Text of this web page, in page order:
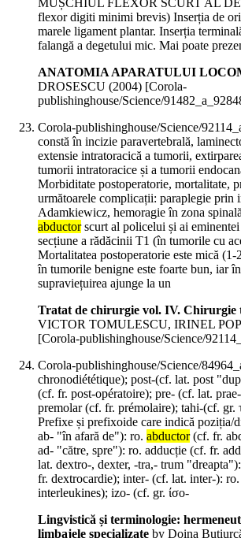
MUȘCHIUL FLEXOR SCURT AL
flexor digiti minimi brevis) Inserția de
marele ligament plantar. Inserția
falangă a degetului mic. Mai poate
ANATOMIA APARATULUI
DROSESCU (2004) [Corola-
publishinghouse/Science/
Corola-publishinghouse/Science/
constă în incizie paravertebrală,
extensie intratoracică a tumorii,
tumorii intratoracice și a tumorii
Morbiditate postoperatorie, mortalitate,
următoarele complicații: paraplegie prin
Adamkiewicz, hemoragie în zona
abductorscurt al policelui și ai
secțiune a rădăcinii T1 (în tumorile cu
Mortalitatea postoperatorie este mică
în tumorile benigne este foarte bun, iar
supraviețuirea ajunge la un
Tratat de chirurgie vol. IV. Chirurgie
VICTOR TOMULESCU, IRINEL
[Corola-publishinghouse/Science/
Corola-publishinghouse/Science/
chronodiététique); post-(cf. lat. post
(cf. fr. post-opératoire); pre- (cf. lat.
premolar (cf. fr. prémolaire); tahi-(cf. gr.
Prefixe și prefixoide care indică poziția/
ab- "în afară de"): ro. abductor(cf. fr.
ad- "către, spre"): ro. adducție (cf. fr.
lat. dextro-, dexter, -tra,- trum
fr. dextrocardie); inter- (cf. lat. inter-):
interleukines); izo- (cf. gr. ίσο-
Lingvistică și terminologie:
limbajele specializate by Doina